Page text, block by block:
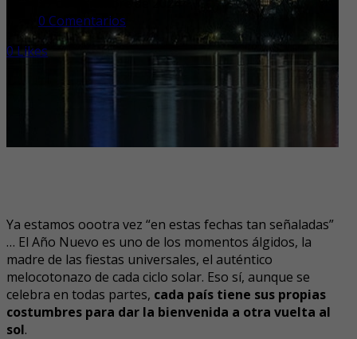
0 Comentarios
0 Likes
Ya estamos oootra vez “en estas fechas tan señaladas”
… El Año Nuevo es uno de los momentos álgidos, la
madre de las fiestas universales, el auténtico
melocotonazo de cada ciclo solar. Eso sí, aunque se
celebra en todas partes, cada país tiene sus propias
costumbres para dar la bienvenida a otra vuelta al
sol.